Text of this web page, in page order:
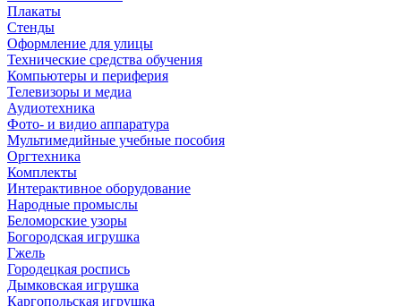
Плакаты
Стенды
Оформление для улицы
Технические средства обучения
Компьютеры и периферия
Телевизоры и медиа
Аудиотехника
Фото- и видио аппаратура
Мультимедийные учебные пособия
Оргтехника
Комплекты
Интерактивное оборудование
Народные промыслы
Беломорские узоры
Богородская игрушка
Гжель
Городецкая роспись
Дымковская игрушка
Каргопольская игрушка